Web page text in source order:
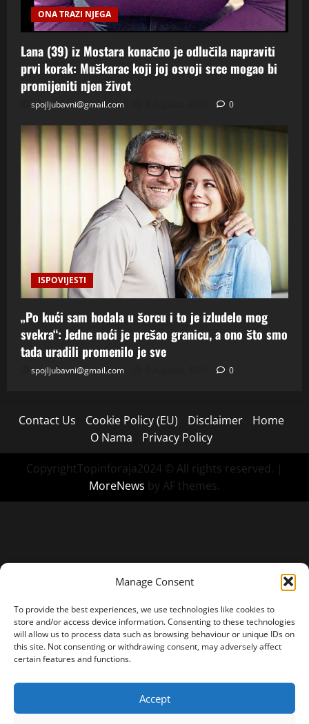
Manage Consent
To provide the best experiences, we use technologies like cookies to
store and/or access device information. Consenting to these technologies
will allow us to process data such as browsing behaviour or unique IDs on
this site. Not consenting or withdrawing consent, may adversely affect
certain features and functions.
Accept
ONA TRAZI NJEGA
Lana (39) iz Mostara konačno je odlučila napraviti
prvi korak: Muškarac koji joj osvoji srce mogao bi
promijeniti njen život
spojljubavni@gmail.com 0
ISPOVIJESTI
„Po kući sam hodala u šorcu i to je izludelo mog
svekra“: Jedne noći je prešao granicu, a ono što smo
tada uradili promenilo je sve
spojljubavni@gmail.com 0
Contact Us Cookie Policy (EU) Disclaimer
Home
O Nama
Privacy Policy
CopyrightTopinforaja2024 © All rights reserved. |
MoreNews by AF themes.